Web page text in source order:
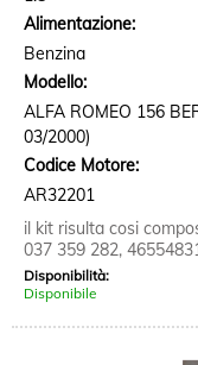
Alimentazione:
Benzina
Modello:
ALFA ROMEO 156
03/2000)
Codice Motore:
AR32201
il kit risulta cosi
037 359 282,
Disponibilità:
Disponibile